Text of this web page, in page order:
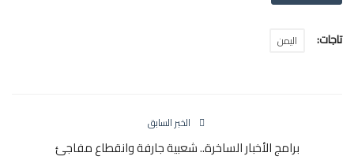
تاجات: اليمن
الخبر السابق
برامج الأخبار الساخرة.. شعبية جارفة وانقطاع مفاجئ